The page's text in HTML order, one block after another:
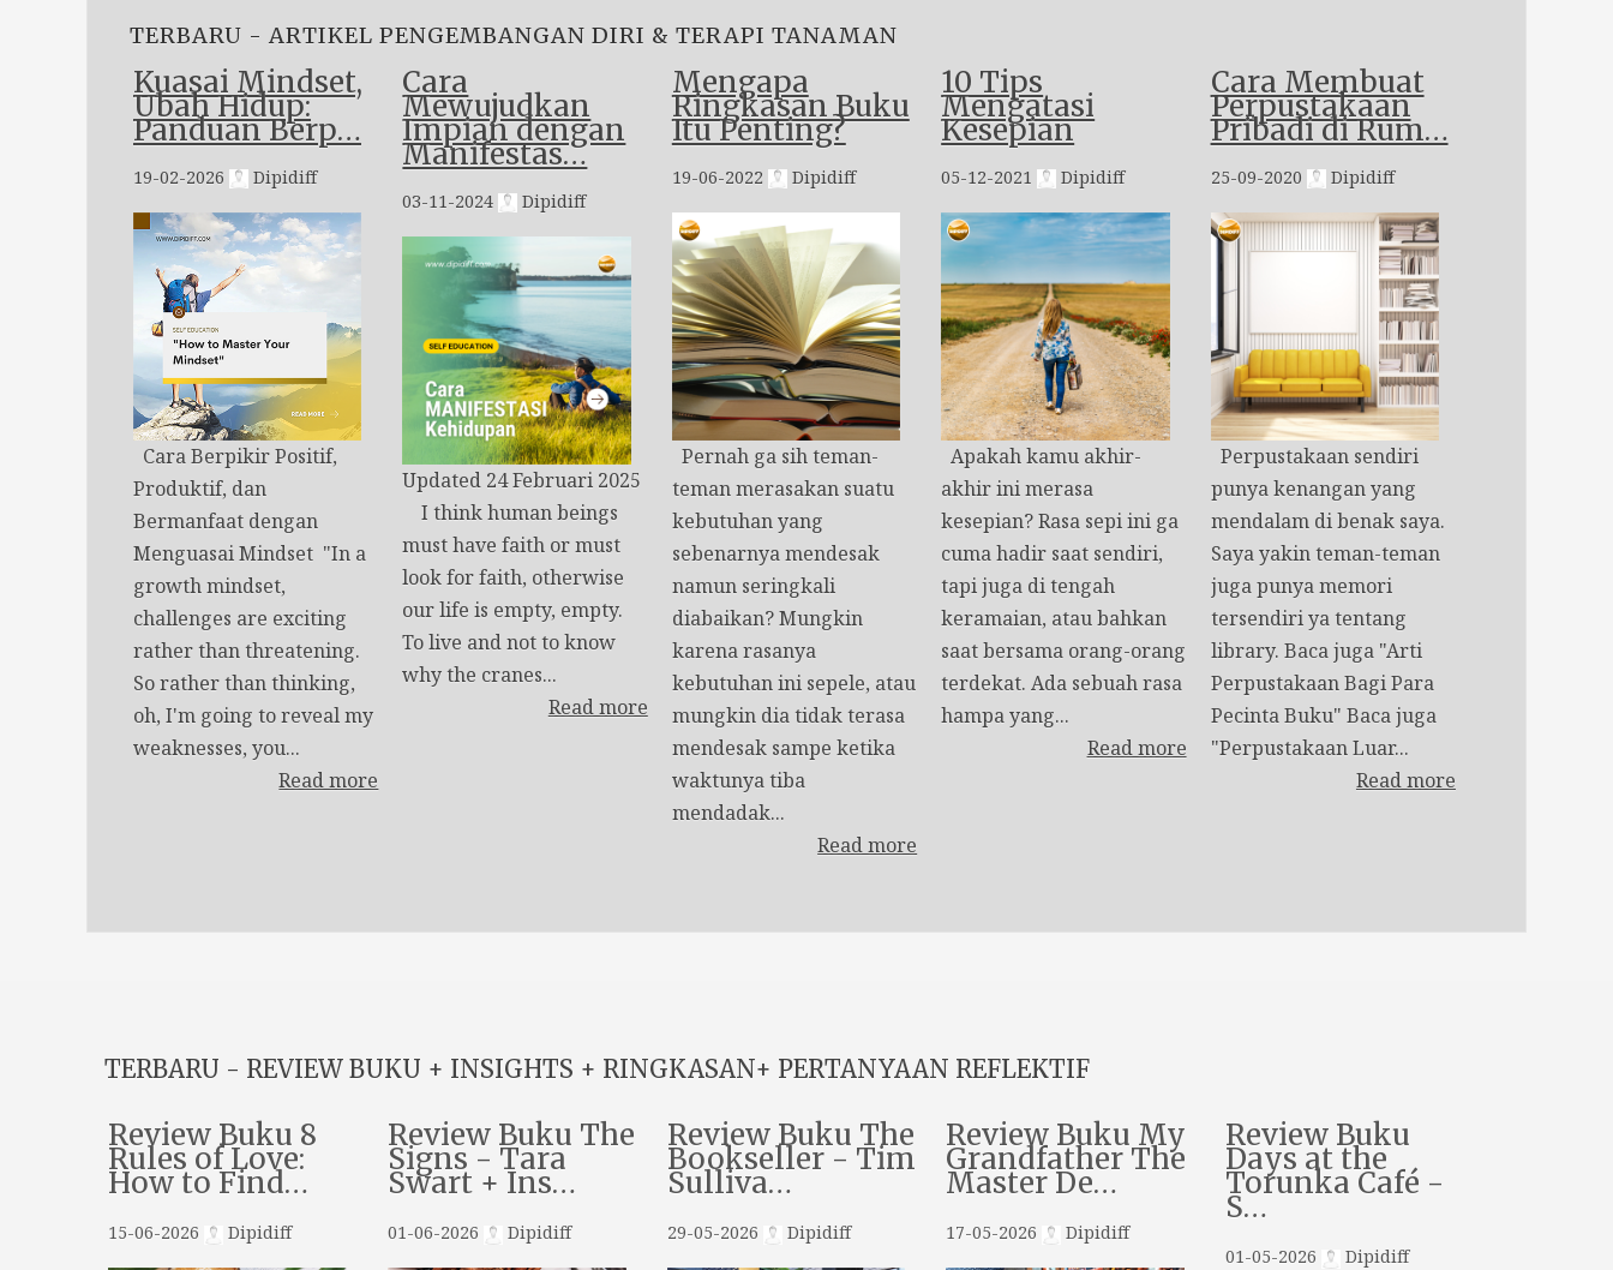
TERBARU - ARTIKEL PENGEMBANGAN DIRI & TERAPI TANAMAN
Kuasai Mindset,
Ubah Hidup:
Panduan Berp…
19-02-2026 Dipidiff
Cara Berpikir Positif,
Produktif, dan
Bermanfaat dengan
Menguasai Mindset "In a
growth mindset,
challenges are exciting
rather than threatening.
So rather than thinking,
oh, I'm going to reveal my
weaknesses, you...
Read more
Cara
Mewujudkan
Impian dengan
Manifestas…
03-11-2024 Dipidiff
Updated 24 Februari 2025
I think human beings
must have faith or must
look for faith, otherwise
our life is empty, empty.
To live and not to know
why the cranes...
Read more
Mengapa
Ringkasan Buku
Itu Penting?
19-06-2022 Dipidiff
Pernah ga sih teman-
teman merasakan suatu
kebutuhan yang
sebenarnya mendesak
namun seringkali
diabaikan? Mungkin
karena rasanya
kebutuhan ini sepele, atau
mungkin dia tidak terasa
mendesak sampe ketika
waktunya tiba
mendadak...
Read more
10 Tips
Mengatasi
Kesepian
05-12-2021 Dipidiff
Apakah kamu akhir-
akhir ini merasa
kesepian? Rasa sepi ini ga
cuma hadir saat sendiri,
tapi juga di tengah
keramaian, atau bahkan
saat bersama orang-orang
terdekat. Ada sebuah rasa
hampa yang...
Read more
Cara Membuat
Perpustakaan
Pribadi di Rum…
25-09-2020 Dipidiff
Perpustakaan sendiri
punya kenangan yang
mendalam di benak saya.
Saya yakin teman-teman
juga punya memori
tersendiri ya tentang
library. Baca juga "Arti
Perpustakaan Bagi Para
Pecinta Buku" Baca juga
"Perpustakaan Luar...
Read more
TERBARU - REVIEW BUKU + INSIGHTS + RINGKASAN+ PERTANYAAN REFLEKTIF
Review Buku 8
Rules of Love:
How to Find…
15-06-2026 Dipidiff
Review Buku The
Signs - Tara
Swart + Ins…
01-06-2026 Dipidiff
Review Buku The
Bookseller - Tim
Sulliva…
29-05-2026 Dipidiff
Review Buku My
Grandfather The
Master De…
17-05-2026 Dipidiff
Review Buku
Days at the
Torunka Café -
S…
01-05-2026 Dipidiff